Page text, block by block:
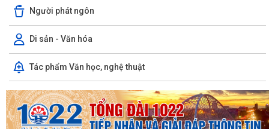
Người phát ngôn
Di sản - Văn hóa
Tác phẩm Văn học, nghệ thuật